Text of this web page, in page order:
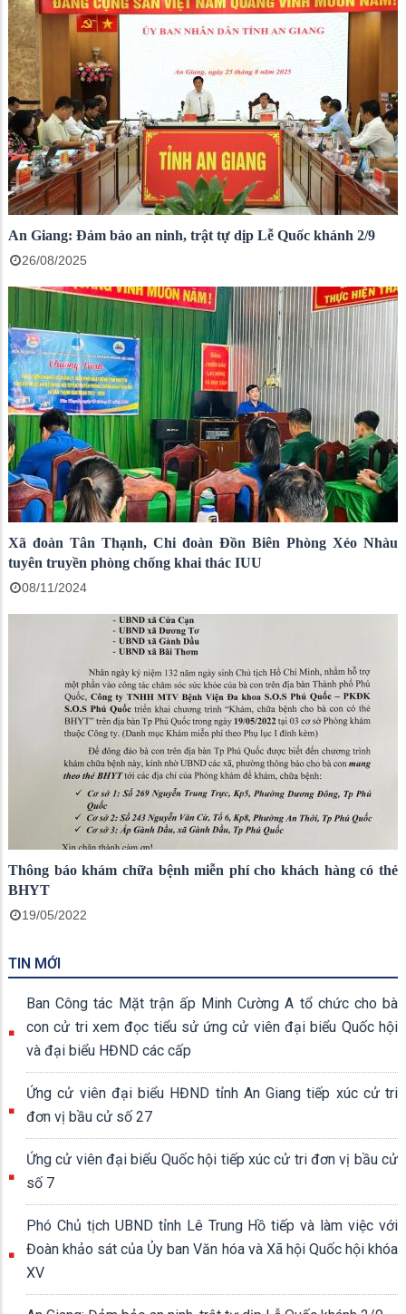
An Giang: Đảm bảo an ninh, trật tự dịp Lễ Quốc khánh 2/9
26/08/2025
Xã đoàn Tân Thạnh, Chi đoàn Đồn Biên Phòng Xẻo Nhàu
tuyên truyền phòng chống khai thác IUU
08/11/2024
Thông báo khám chữa bệnh miễn phí cho khách hàng có thẻ
BHYT
19/05/2022
TIN MỚI
Ban Công tác Mặt trận ấp Minh Cường A tổ chức cho bà
con cử tri xem đọc tiểu sử ứng cử viên đại biểu Quốc hội
và đại biểu HĐND các cấp
Ứng cử viên đại biểu HĐND tỉnh An Giang tiếp xúc cử tri
đơn vị bầu cử số 27
Ứng cử viên đại biểu Quốc hội tiếp xúc cử tri đơn vị bầu cử
số 7
Phó Chủ tịch UBND tỉnh Lê Trung Hồ tiếp và làm việc với
Đoàn khảo sát của Ủy ban Văn hóa và Xã hội Quốc hội khóa
XV